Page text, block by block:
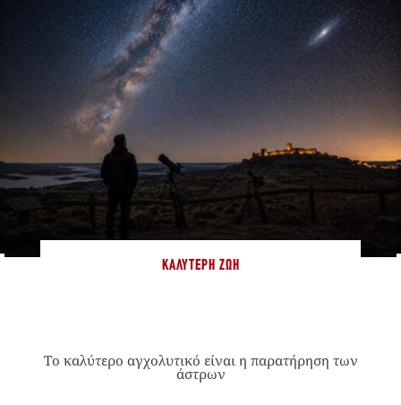
ΚΑΛΎΤΕΡΗ ΖΩΉ
Το καλύτερο αγχολυτικό είναι η παρατήρηση των
άστρων